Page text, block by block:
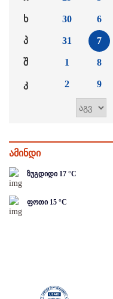
ხ
პ
შ
კ
30
31
1
2
6
7
8
9
ამინდი
ზუგდიდი 17 °C
ფოთი 15 °C